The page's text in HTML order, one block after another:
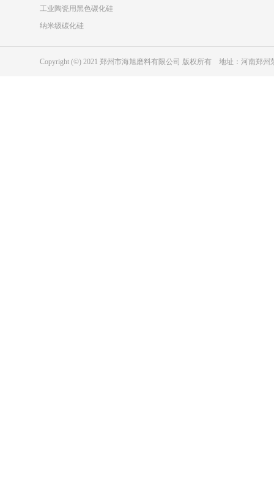
工业陶瓷用黑色碳化硅
纳米级碳化硅
Copyright (©) 2021 郑州市海旭磨料有限公司 版权所有 地址：河南郑